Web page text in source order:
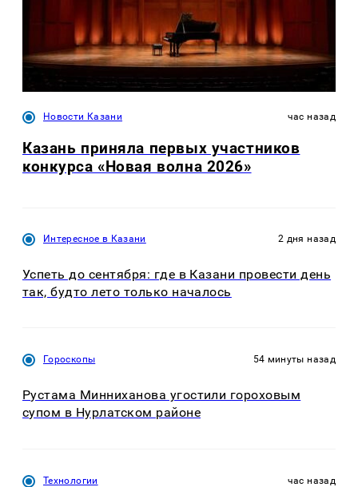
Новости Казани час назад
Казань приняла первых участников
конкурса «Новая волна 2026»
Интересное в Казани 2 дня назад
Успеть до сентября: где в Казани провести день
так, будто лето только началось
Гороскопы 54 минуты назад
Рустама Минниханова угостили гороховым
супом в Нурлатском районе
Технологии час назад